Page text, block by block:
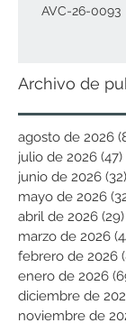
AVC-26-0093
Archivo de
agosto de 2026
julio de 2026 (47)
junio de 2026 (32)
mayo de 2026
abril de 2026 (29)
marzo de 2026
febrero de 2026
enero de 2026
diciembre de
noviembre de